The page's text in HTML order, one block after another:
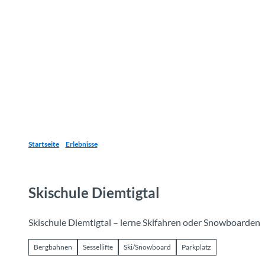
Startseite Erlebnisse
Skischule Diemtigtal
Skischule Diemtigtal – lerne Skifahren oder Snowboarden
Bergbahnen Sessellifte Ski/Snowboard Parkplatz